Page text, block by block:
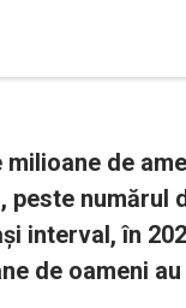
milioane de
peste numărul
interval, în
de oameni